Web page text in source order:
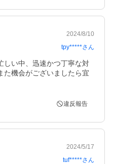
2024/8/10
tpy*****さん
しい中、迅速かつ丁寧な対
た機会がございましたら宜
違反報告
2024/5/17
tuf*****さん